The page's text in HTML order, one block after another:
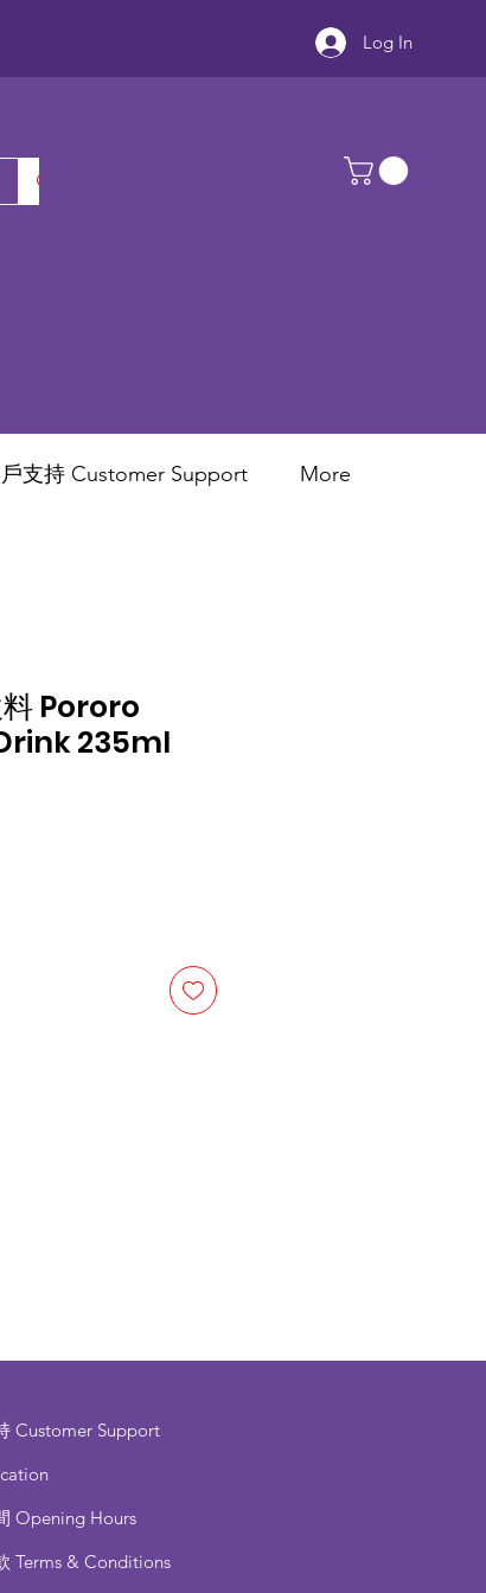
Log In
支持 Customer Support More
Pororo
235ml
Customer Support
Opening Hours
Terms & Conditions